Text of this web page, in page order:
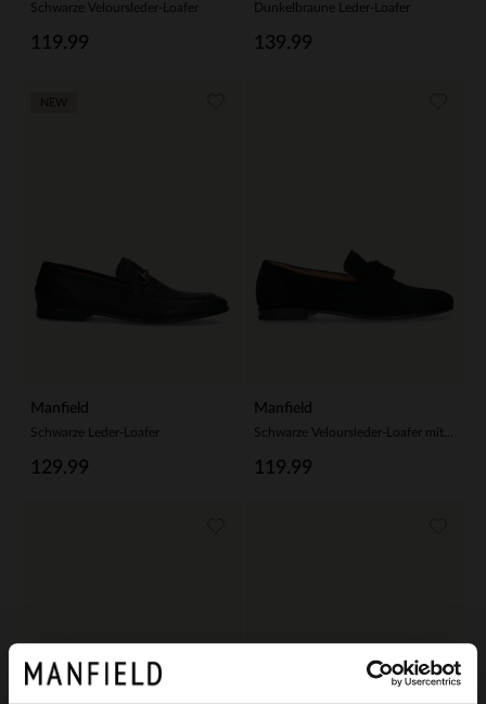
Schwarze Veloursleder-Loafer
119.99
Dunkelbraune Leder-Loafer
139.99
Manfield
Schwarze Leder-Loafer
129.99
Manfield
119.99